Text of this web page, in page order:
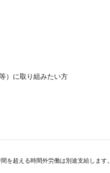
）に取り組みたい方
を超える時間外労働は別途支給します。